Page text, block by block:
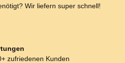
Wir liefern super schnell!
zufriedenen Kunden